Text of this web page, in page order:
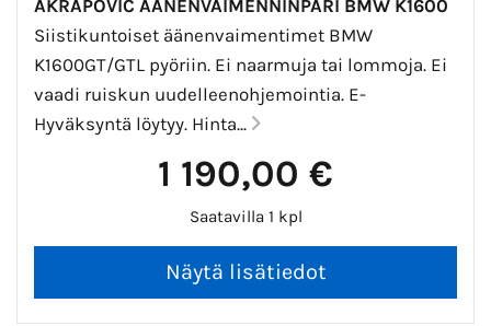
AKRAPOVIC ÄÄNENVAIMENNINPARI BMW K1600
Siistikuntoiset äänenvaimentimet BMW
K1600GT/GTL pyöriin. Ei naarmuja tai lommoja. Ei
vaadi ruiskun uudelleenohjemointia. E-
Hyväksyntä löytyy. Hinta...
1 190,00 €
Saatavilla 1 kpl